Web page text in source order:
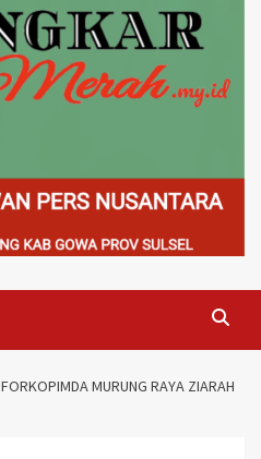
FORKOPIMDA MURUNG RAYA ZIARAH